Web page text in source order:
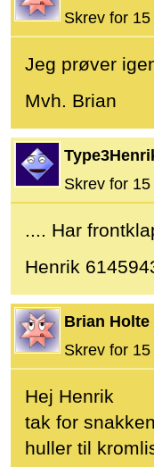
Skrev for
Jeg prøver
Mvh. Brian
Skrev for
.... Har
Henrik
Brian Holte
Skrev for
Hej Henrik
tak for
huller til